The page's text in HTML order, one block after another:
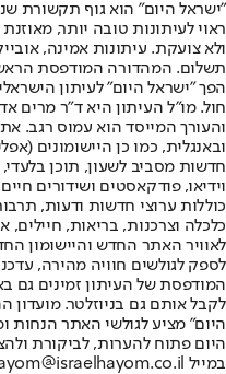
"ישראל היום" הוא גוף תקשורת
ראוי לעיתונות טובה יותר,
ולא צועקת. עיתונות אמינה,
הפך "ישראל היום" לעיתון
חול. מו"ל העיתון היא ד"ר מרים
והעורך המייסד הוא עמוס רגב.
חדשות מסביב לשעון, תוכן בלעדי,
וידיאו, פודקאסטים ושידורים
כוללות ערוצי חדשות ודעות,
לאוויר האתר החדש והיישומון
לספק לגולשים חוויה מהירה,
המודפסת של העיתון זמינים גם
לקבל אותם גם בניוזלטר. מועדון
היום" מציע לגולשי האתר הנחות
היום פתוח להערות, לביקורת
במייל hayom@israelhayom.co.il.